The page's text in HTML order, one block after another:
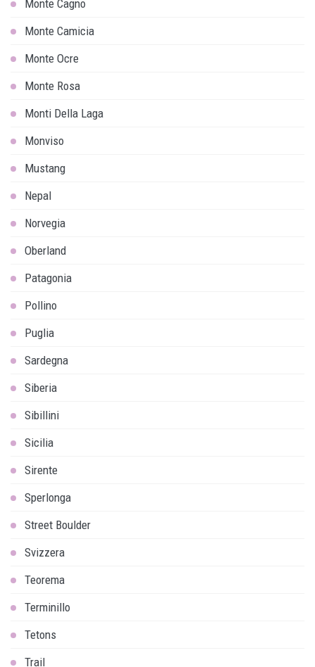
Monte Cagno
Monte Camicia
Monte Ocre
Monte Rosa
Monti Della Laga
Monviso
Mustang
Nepal
Norvegia
Oberland
Patagonia
Pollino
Puglia
Sardegna
Siberia
Sibillini
Sicilia
Sirente
Sperlonga
Street Boulder
Svizzera
Teorema
Terminillo
Tetons
Trail